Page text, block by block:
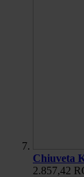
Chiuveta
2.857,42